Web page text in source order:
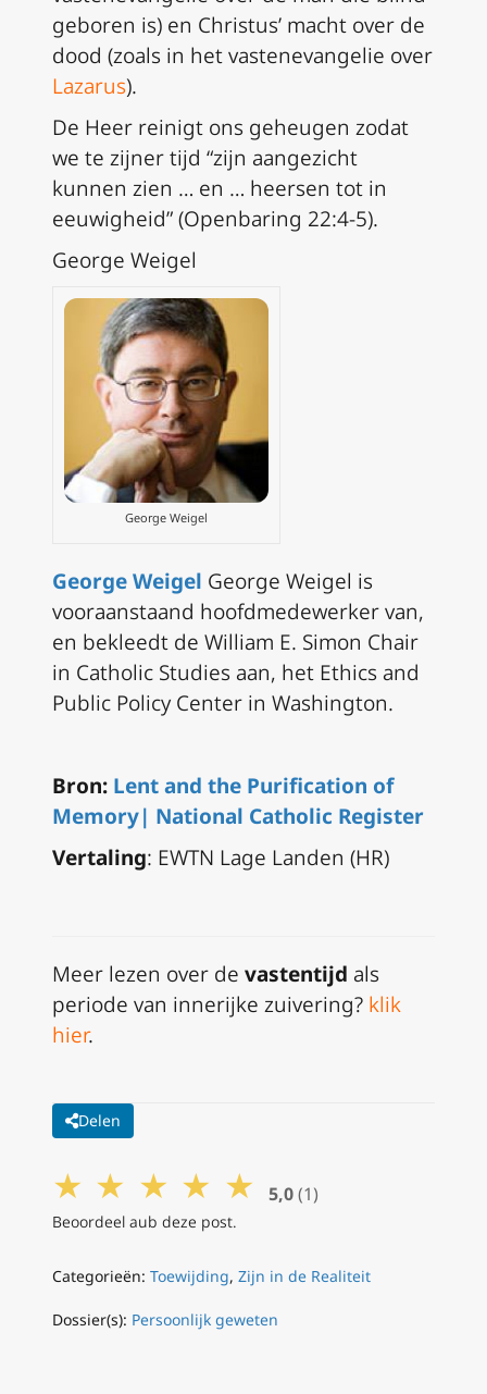
geboren is) en Christus’ macht over de
dood (zoals in het vastenevangelie over
Lazarus).
De Heer reinigt ons geheugen zodat
we te zijner tijd “zijn aangezicht
kunnen zien … en … heersen tot in
eeuwigheid” (Openbaring 22:4-5).
George Weigel
George Weigel
George Weigel George Weigel is
vooraanstaand hoofdmedewerker van,
en bekleedt de William E. Simon Chair
in Catholic Studies aan, het Ethics and
Public Policy Center in Washington.
Bron: Lent and the Purification of
Memory| National Catholic Register
Vertaling: EWTN Lage Landen (HR)
Meer lezen over de vastentijd als
periode van innerijke zuivering? klik
hier.
Delen
★ ★ ★ ★ ★ 5,0 (1)
Beoordeel aub deze post.
Categorieën: Toewijding, Zijn in de Realiteit
Dossier(s): Persoonlijk geweten